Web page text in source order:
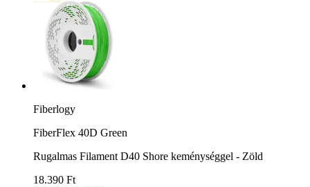
Fiberlogy
FiberFlex 40D Green
Rugalmas Filament D40 Shore keménységgel - Zöld
18.390 Ft